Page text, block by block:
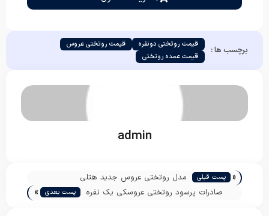
برچسب ها : قیمت روتختی دونفره
قیمت روتختی عروس
قیمت عمده روتختی
admin
« پست قبلی
مدل روتختی عروس جدید هتلی
صادرات پرسود روتختی عروسکی یک نفره
پست بعدی »